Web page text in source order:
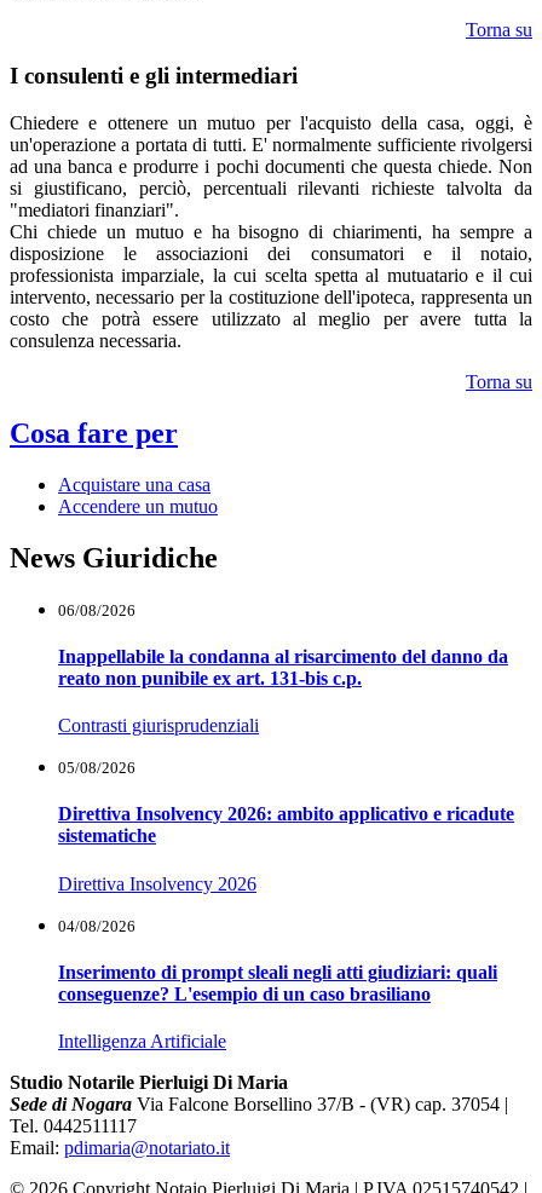
Torna su
I consulenti e gli intermediari
Chiedere e ottenere un mutuo per l'acquisto della casa, oggi, è
un'operazione a portata di tutti. E' normalmente sufficiente rivolgersi
ad una banca e produrre i pochi documenti che questa chiede. Non
si giustificano, perciò, percentuali rilevanti richieste talvolta da
"mediatori finanziari".
Chi chiede un mutuo e ha bisogno di chiarimenti, ha sempre a
disposizione le associazioni dei consumatori e il notaio,
professionista imparziale, la cui scelta spetta al mutuatario e il cui
intervento, necessario per la costituzione dell'ipoteca, rappresenta un
costo che potrà essere utilizzato al meglio per avere tutta la
consulenza necessaria.
Torna su
Cosa fare per
Acquistare una casa
Accendere un mutuo
News Giuridiche
06/08/2026
Inappellabile la condanna al risarcimento del danno da
reato non punibile ex art. 131-bis c.p.
Contrasti giurisprudenziali
05/08/2026
Direttiva Insolvency 2026: ambito applicativo e ricadute
sistematiche
Direttiva Insolvency 2026
04/08/2026
Inserimento di prompt sleali negli atti giudiziari: quali
conseguenze? L'esempio di un caso brasiliano
Intelligenza Artificiale
Studio Notarile Pierluigi Di Maria
Sede di Nogara Via Falcone Borsellino 37/B - (VR) cap. 37054 |
Tel. 0442511117
Email: pdimaria@notariato.it